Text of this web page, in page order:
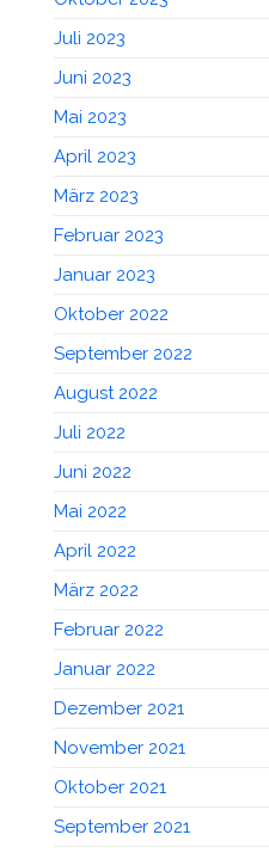
Juli 2023
Juni 2023
Mai 2023
April 2023
März 2023
Februar 2023
Januar 2023
Oktober 2022
September 2022
August 2022
Juli 2022
Juni 2022
Mai 2022
April 2022
März 2022
Februar 2022
Januar 2022
Dezember 2021
November 2021
Oktober 2021
September 2021